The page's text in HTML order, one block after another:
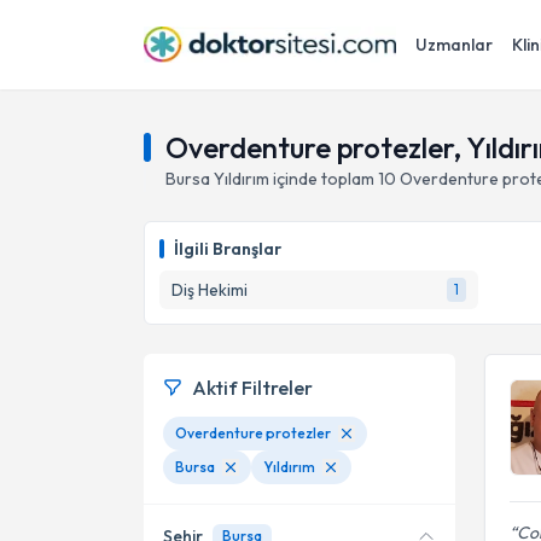
Uzmanlar
Overdenture protezler,
Bursa Yıldırım içinde toplam 10 Overdenture
İlgili Branşlar
Diş Hekimi
1
Aktif Filtreler
Overdenture protezler
Bursa
Yıldırım
Şehir Bursa